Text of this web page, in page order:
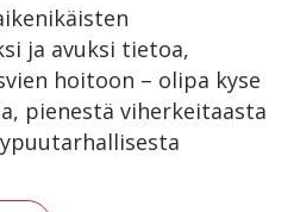
ja avuksi tietoa,
hoitoon – olipa kyse
pienestä viherkeitaasta